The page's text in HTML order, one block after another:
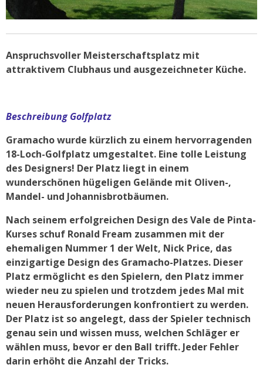
Anspruchsvoller Meisterschaftsplatz mit
attraktivem Clubhaus und ausgezeichneter Küche.
Beschreibung Golfplatz
Gramacho wurde kürzlich zu einem hervorragenden
18-Loch-Golfplatz umgestaltet. Eine tolle Leistung
des Designers! Der Platz liegt in einem
wunderschönen hügeligen Gelände mit Oliven-,
Mandel- und Johannisbrotbäumen.
Nach seinem erfolgreichen Design des Vale de Pinta-
Kurses schuf Ronald Fream zusammen mit der
ehemaligen Nummer 1 der Welt, Nick Price, das
einzigartige Design des Gramacho-Platzes. Dieser
Platz ermöglicht es den Spielern, den Platz immer
wieder neu zu spielen und trotzdem jedes Mal mit
neuen Herausforderungen konfrontiert zu werden.
Der Platz ist so angelegt, dass der Spieler technisch
genau sein und wissen muss, welchen Schläger er
wählen muss, bevor er den Ball trifft. Jeder Fehler
darin erhöht die Anzahl der Tricks.